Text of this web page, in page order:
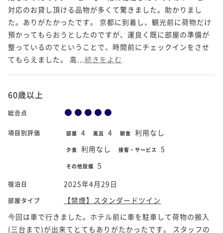
対応のお貸し頂ける品物が多くて驚きました。助かりまし
た。ありがたかったです。 京都に到着し、観光前に荷物だけ
預かってもらおうとしたのですが、運良く既に部屋の準備が
整っているのでということで、時間前にチェックインをさせ
てもらえました。 高... 続きをよむ
60歳以上
総合点
項目別評価 部屋 4 風呂 4 朝食 利用なし
夕食 利用なし 接客・サービス 5
その他設備 5
宿泊日 2025年4月29日
部屋タイプ
【禁煙】スタンダードツイン
今回は車で行きました。ホテル前に車を駐車して荷物の搬入
(三台まで)が出来てとてもありがたかったです。 スタッフの